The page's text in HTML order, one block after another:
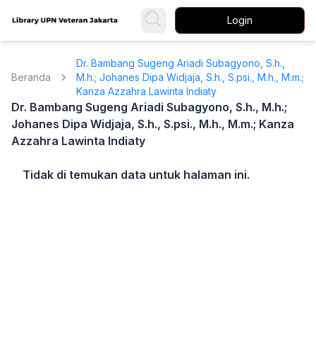
Login
Beranda
Dr. Bambang Sugeng Ariadi Subagyono, S.h.,
M.h.; Johanes Dipa Widjaja, S.h., S.psi., M.h., M.m.;
Kanza Azzahra Lawinta Indiaty
Dr. Bambang Sugeng Ariadi Subagyono, S.h., M.h.;
Johanes Dipa Widjaja, S.h., S.psi., M.h., M.m.; Kanza
Azzahra Lawinta Indiaty
Tidak di temukan data untuk halaman ini.